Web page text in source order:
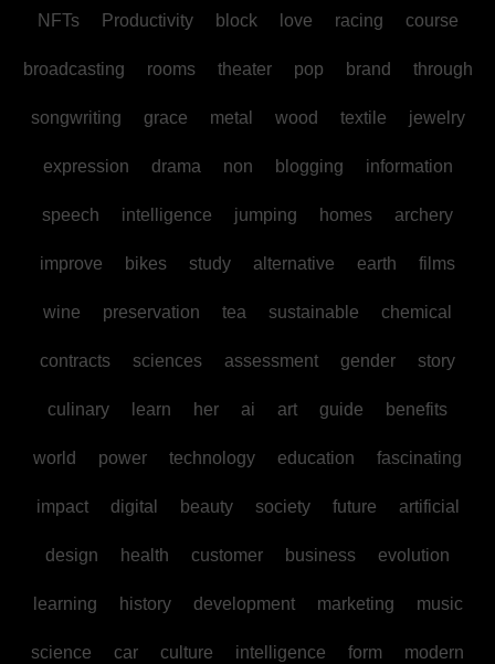
NFTs Productivity block love racing course
broadcasting rooms theater pop brand through
songwriting grace metal wood textile jewelry
expression drama non blogging information
speech intelligence jumping homes archery
improve bikes study alternative earth films
wine preservation tea sustainable chemical
contracts sciences assessment gender story
culinary learn her ai art guide benefits
world power technology education fascinating
impact digital beauty society future artificial
design health customer business evolution
learning history development marketing music
science car culture intelligence form modern